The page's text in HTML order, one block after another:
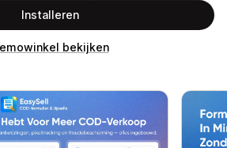
Installeren
bekijken